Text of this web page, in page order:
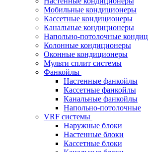
Мобильные кондиционеры
Кассетные кондиционеры
Канальные кондиционеры
Напольно-потолочные
Колонные кондиционеры
Оконные кондиционеры
Мульти сплит системы
Фанкойлы
Настенные фанкойлы
Кассетные фанкойлы
Канальные фанкойлы
Напольно-потолочные
VRF системы
Наружные блоки
Настенные блоки
Кассетные блоки